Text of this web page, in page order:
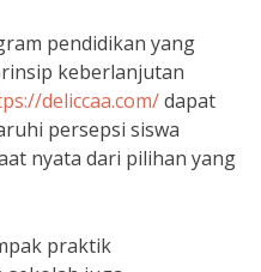
pendidikan yang
keberlanjutan
deliccaa.com/dapat
persepsi siswa
nyata dari pilihan yang
praktik